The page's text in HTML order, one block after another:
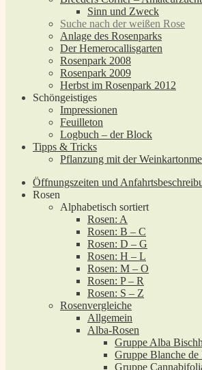
Sinn und Zweck
Suche nach der weißen Rose
Anlage des Rosenparks
Der Hemerocallisgarten
Rosenpark 2008
Rosenpark 2009
Herbst im Rosenpark 2012
Schöngeistiges
Impressionen
Feuilleton
Logbuch – der Block
Tipps & Tricks
Pflanzung mit der
Öffnungszeiten und
Rosen
Alphabetisch sortiert
Rosen: A
Rosen: B – C
Rosen: D – G
Rosen: H – L
Rosen: M – O
Rosen: P – R
Rosen: S – Z
Rosenvergleiche
Allgemein
Alba-Rosen
Gruppe Alba
Gruppe Blanche de
Gruppe